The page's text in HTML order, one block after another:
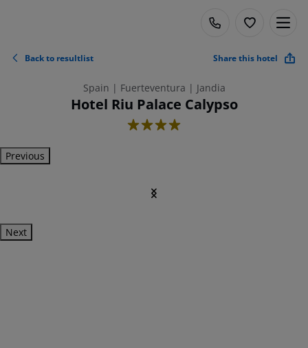
Back to resultlist Share this hotel
Spain | Fuerteventura | Jandia
Hotel Riu Palace Calypso
4
Previous
Next